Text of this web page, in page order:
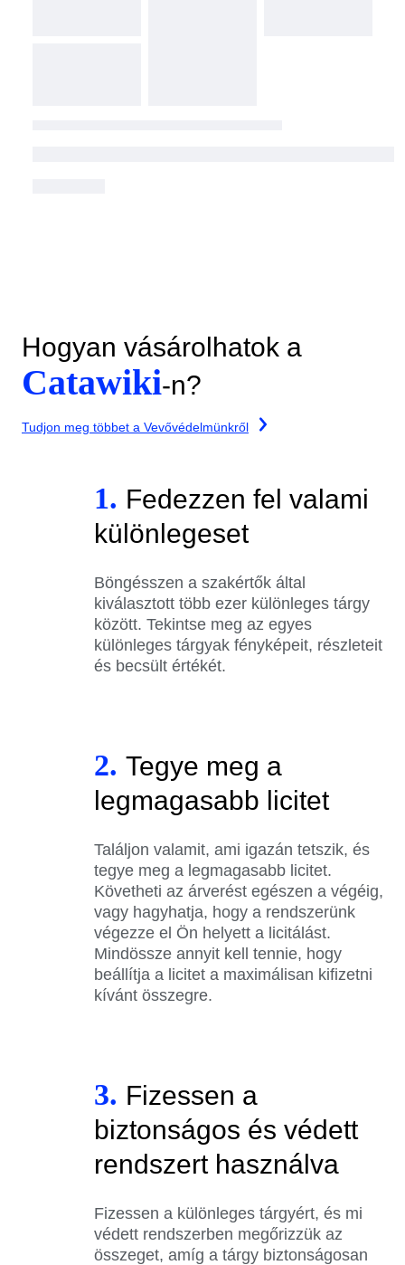
Hogyan vásárolhatok a
Catawiki-n?
Tudjon meg többet a Vevővédelmünkről
1. Fedezzen fel valami
különlegeset
Böngésszen a szakértők által
kiválasztott több ezer különleges tárgy
között. Tekintse meg az egyes
különleges tárgyak fényképeit, részleteit
és becsült értékét.
2. Tegye meg a
legmagasabb licitet
Találjon valamit, ami igazán tetszik, és
tegye meg a legmagasabb licitet.
Követheti az árverést egészen a végéig,
vagy hagyhatja, hogy a rendszerünk
végezze el Ön helyett a licitálást.
Mindössze annyit kell tennie, hogy
beállítja a licitet a maximálisan kifizetni
kívánt összegre.
3. Fizessen a
biztonságos és védett
rendszert használva
Fizessen a különleges tárgyért, és mi
védett rendszerben megőrizzük az
összeget, amíg a tárgy biztonságosan